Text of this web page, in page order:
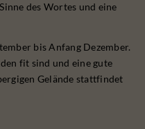
des Wortes und eine
bis Anfang Dezember.
fit sind und eine gute
Gelände stattfindet